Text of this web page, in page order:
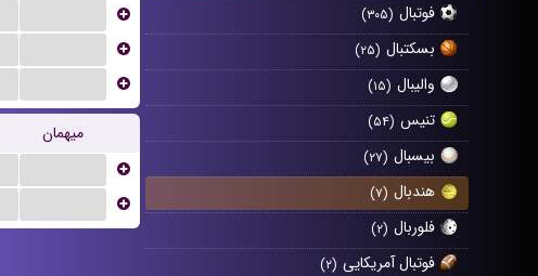
فوتبال (۳۰۵)
بسکتبال (۲۵)
والیبال (۱۵)
تنیس (۵۴)
بیسبال (۲۷)
هندبال (۷)
فلوربال (۲)
فوتبال آمریکایی (۲)
میهمان